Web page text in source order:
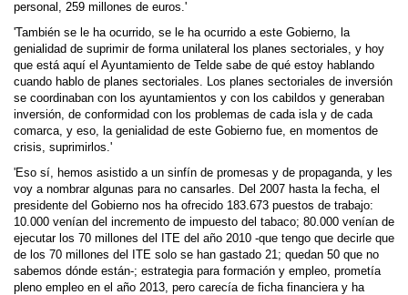
personal, 259 millones de euros.'
'También se le ha ocurrido, se le ha ocurrido a este Gobierno, la
genialidad de suprimir de forma unilateral los planes sectoriales, y hoy
que está aquí el Ayuntamiento de Telde sabe de qué estoy hablando
cuando hablo de planes sectoriales. Los planes sectoriales de inversión
se coordinaban con los ayuntamientos y con los cabildos y generaban
inversión, de conformidad con los problemas de cada isla y de cada
comarca, y eso, la genialidad de este Gobierno fue, en momentos de
crisis, suprimirlos.'
'Eso sí, hemos asistido a un sinfín de promesas y de propaganda, y les
voy a nombrar algunas para no cansarles. Del 2007 hasta la fecha, el
presidente del Gobierno nos ha ofrecido 183.673 puestos de trabajo:
10.000 venían del incremento de impuesto del tabaco; 80.000 venían de
ejecutar los 70 millones del ITE del año 2010 -que tengo que decirle que
de los 70 millones del ITE solo se han gastado 21; quedan 50 que no
sabemos dónde están-; estrategia para formación y empleo, prometía
pleno empleo en el año 2013, pero carecía de ficha financiera y ha